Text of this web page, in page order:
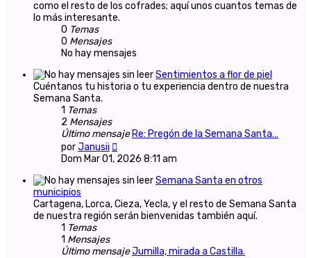
como el resto de los cofrades; aquí unos cuantos temas de
lo más interesante.
0 Temas
0 Mensajes
No hay mensajes
Sentimientos a flor de piel
Cuéntanos tu historia o tu experiencia dentro de nuestra
Semana Santa.
1 Temas
2 Mensajes
Último mensaje Re: Pregón de la Semana Santa…
porJanusii
último
Dom Mar 01, 2026 8:11 am
Semana Santa en otros
municipios
Cartagena, Lorca, Cieza, Yecla, y el resto de Semana Santa
de nuestra región serán bienvenidas también aquí.
1 Temas
1 Mensajes
Último mensajeJumilla, mirada a Castilla.